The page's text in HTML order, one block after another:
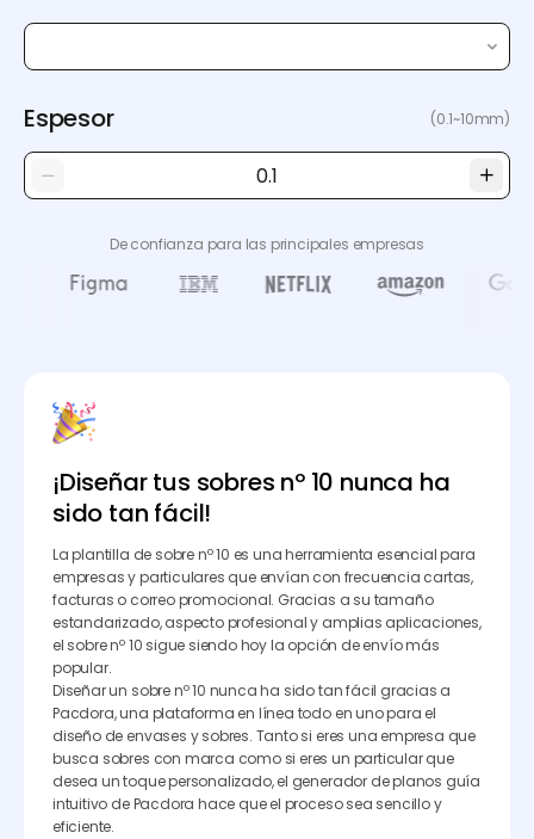
Espesor (0.1~10mm)
De confianza para las principales empresas
¡Diseñar tus sobres nº 10 nunca ha
sido tan fácil!
La plantilla de sobre nº 10 es una herramienta esencial para
empresas y particulares que envían con frecuencia cartas,
facturas o correo promocional. Gracias a su tamaño
estandarizado, aspecto profesional y amplias aplicaciones,
el sobre nº 10 sigue siendo hoy la opción de envío más
popular.
Diseñar un sobre nº 10 nunca ha sido tan fácil gracias a
Pacdora, una plataforma en línea todo en uno para el
diseño de envases y sobres. Tanto si eres una empresa que
busca sobres con marca como si eres un particular que
desea un toque personalizado, el generador de planos guía
intuitivo de Pacdora hace que el proceso sea sencillo y
eficiente.